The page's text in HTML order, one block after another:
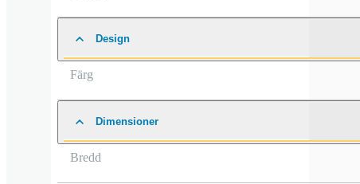
Design
Färg
Dimensioner
Bredd